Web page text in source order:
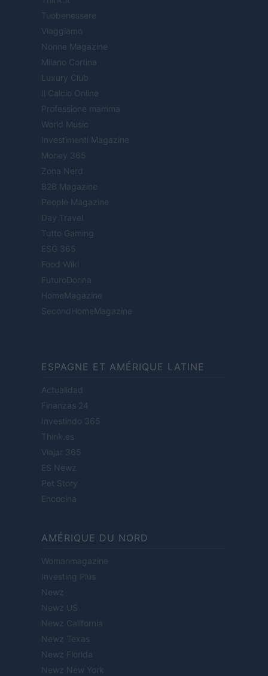
Tuobenessere
Viaggiamo
Nonne Magazine
Milano Cortina
Luxury Club
Il Calcio Online
Professione mamma
World Music
Investimenti Magazine
Money 365
Zona Nerd
B2B Magazine
People Magazine
Day Travel
Tutto Gaming
ESG 365
Food Wiki
FuturoDonna
HomeMagazine
SecondHomeMagazine
ESPAGNE ET AMÉRIQUE LATINE
Actualidad
Finanzas 24
Investindo 365
Think.es
Viajar 365
ES Newz
Pet Story
Encocina
AMÉRIQUE DU NORD
Womanmagazine
Investing Plus
Newz
Newz US
Newz California
Newz Texas
Newz Florida
Newz New York